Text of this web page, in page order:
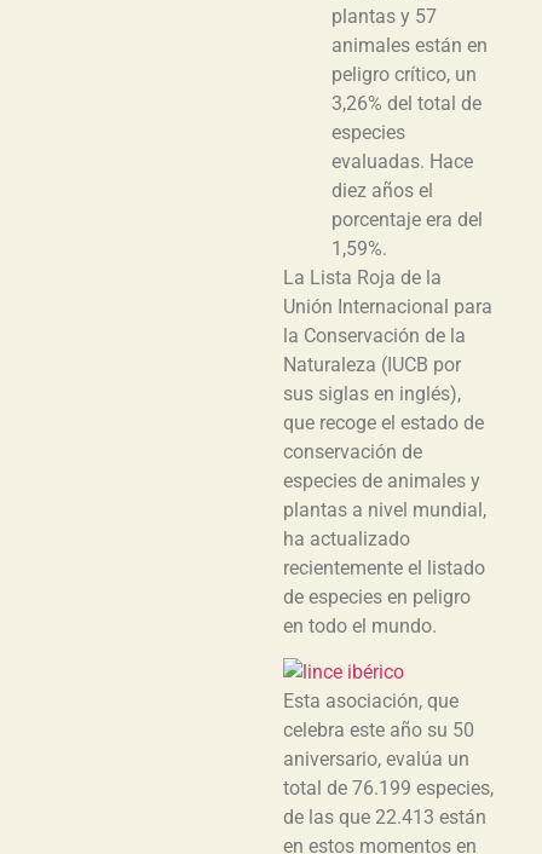
plantas y 57
animales están en
peligro crítico, un
3,26% del total de
especies
evaluadas. Hace
diez años el
porcentaje era del
1,59%.
La Lista Roja de la
Unión Internacional para
la Conservación de la
Naturaleza (IUCB por
sus siglas en inglés),
que recoge el estado de
conservación de
especies de animales y
plantas a nivel mundial,
ha actualizado
recientemente el listado
de especies en peligro
en todo el mundo.
Esta asociación, que
celebra este año su 50
aniversario, evalúa un
total de 76.199 especies,
de las que 22.413 están
en estos momentos en